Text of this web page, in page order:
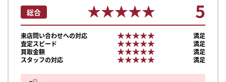
総合 ★★★★★
★★★★★ 5
来店問い合わせへの対応 ★★★★★
★★★★★
満足
査定スピード
★★★★★
★★★★★
満足
買取金額
★★★★★
★★★★★
満足
スタッフの対応
★★★★★
★★★★★ 満足